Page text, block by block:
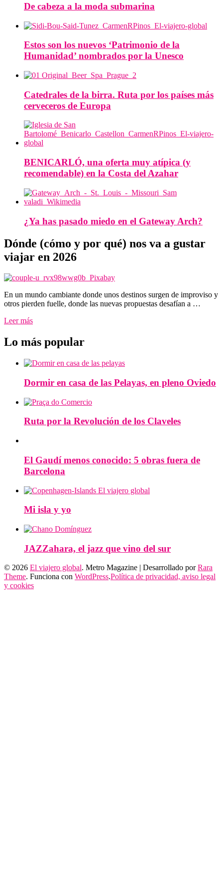
De cabeza a la moda submarina
Estos son los nuevos ‘Patrimonio de la
Humanidad’ nombrados por la Unesco
Catedrales de la birra. Ruta por los países más
cerveceros de Europa
BENICARLÓ, una oferta muy atípica (y
recomendable) en la Costa del Azahar
¿Ya has pasado miedo en el Gateway Arch?
Dónde (cómo y por qué) nos va a gustar
viajar en 2026
En un mundo cambiante donde unos destinos surgen de improviso y
otros pierden fuelle, donde las nuevas propuestas desafían a …
Leer más
Lo más popular
Dormir en casa de las Pelayas, en pleno Oviedo
Ruta por la Revolución de los Claveles
El Gaudí menos conocido: 5 obras fuera de
Barcelona
Mi isla y yo
JAZZahara, el jazz que vino del sur
© 2026 El viajero global. Metro Magazine | Desarrollado porRara
Theme. Funciona con WordPress.Política de privacidad, aviso legal
y cookies